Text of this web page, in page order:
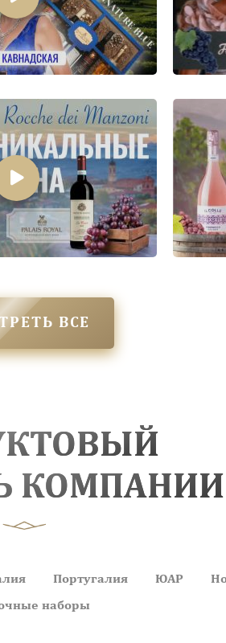
ВСЕ
КОМПАНИИ
Португалия ЮАР
наборы